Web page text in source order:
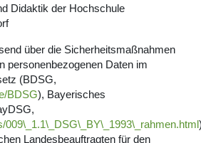
Didaktik der Hochschule
über die Sicherheitsmaßnahmen
personenbezogenen Daten im
(BDSG,
BDSG), Bayerisches
009\_1.1\_DSG\_BY\_1993\_rahmen.html
Landesbeauftragten für den